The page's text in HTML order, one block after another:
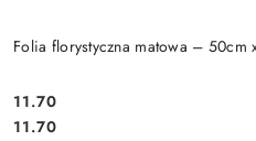
Folia florystyczna matowa – 50cm
Cena:
11.70
Cena:
11.70